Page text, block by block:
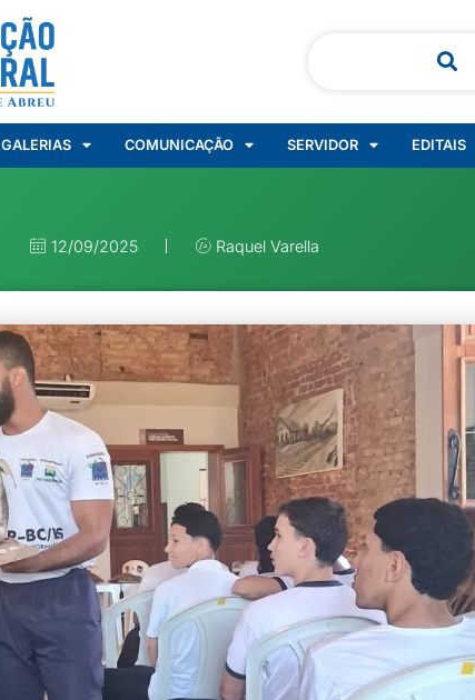
GALERIAS COMUNICAÇÃO SERVIDOR EDITAIS
12/09/2025 Raquel Varella